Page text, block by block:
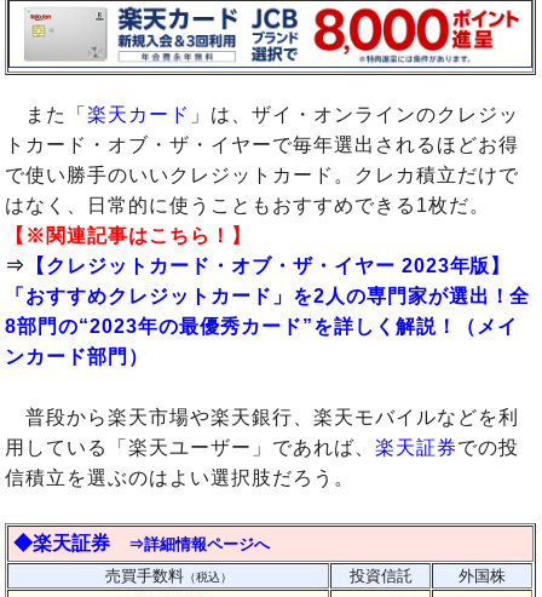
また「楽天カード 」は、ザイ・オンラインのクレジッ
トカード・オブ・ザ・イヤーで毎年選出されるほどお得
で使い勝手のいいクレジットカード。クレカ積立だけで
はなく、日常的に使うこともおすすめできる1枚だ。
【※関連記事はこちら！】
⇒ 【クレジットカード・オブ・ザ・イヤー 2023年版】
「おすすめクレジットカード」を2人の専門家が選出！全
8部門の“2023年の最優秀カード”を詳しく解説！（メイ
ンカード部門）
普段から楽天市場や楽天銀行、楽天モバイルなどを利
用している「楽天ユーザー」であれば、 楽天証券での投
信積立を選ぶのはよい選択肢だろう。
◆楽天証券
⇒詳細情報ページへ
売買手数料（税込） 投資信託
外国株